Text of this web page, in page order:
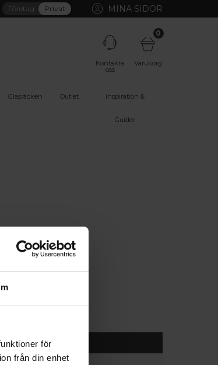
för
från din enhet
Företag Privat MINA SIDOR
Kontakta
oss
0
Varukorg
Glasräcken Outlet Inspiration &
Guider